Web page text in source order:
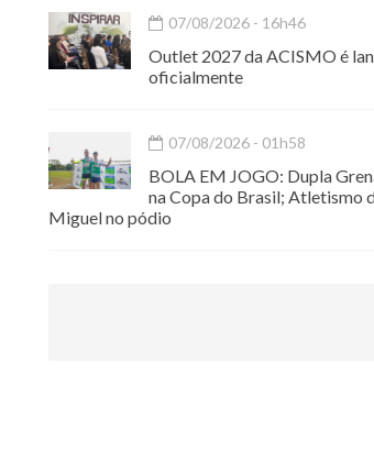
07/08/2026 - 16h46
Outlet 2027 da ACISMO é
oficialmente
07/08/2026 - 01h58
BOLA EM JOGO: Dupla
na Copa do Brasil; Atletismo
Miguel no pódio